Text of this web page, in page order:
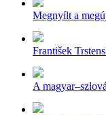
Megnyílt a
František
A